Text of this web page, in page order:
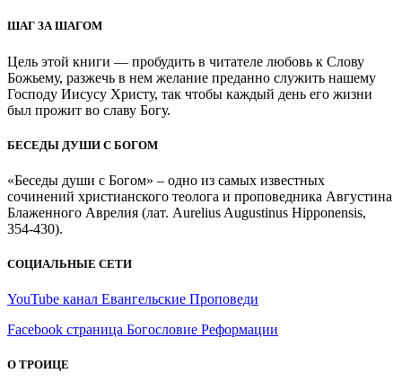
ШАГ ЗА ШАГОМ
Цель этой книги — пробудить в читателе любовь к Слову
Божьему, разжечь в нем желание преданно служить нашему
Господу Иисусу Христу, так чтобы каждый день его жизни
был прожит во славу Богу.
БЕСЕДЫ ДУШИ С БОГОМ
«Беседы души с Богом» – одно из самых известных
сочинений христианского теолога и проповедника Августина
Блаженного Аврелия (лат. Aurelius Augustinus Hipponensis,
354-430).
СОЦИАЛЬНЫЕ СЕТИ
YouTube канал Евангельские Проповеди
Facebook страница Богословие Реформации
О ТРОИЦЕ